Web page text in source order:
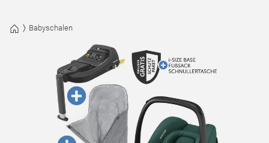
Babyschalen